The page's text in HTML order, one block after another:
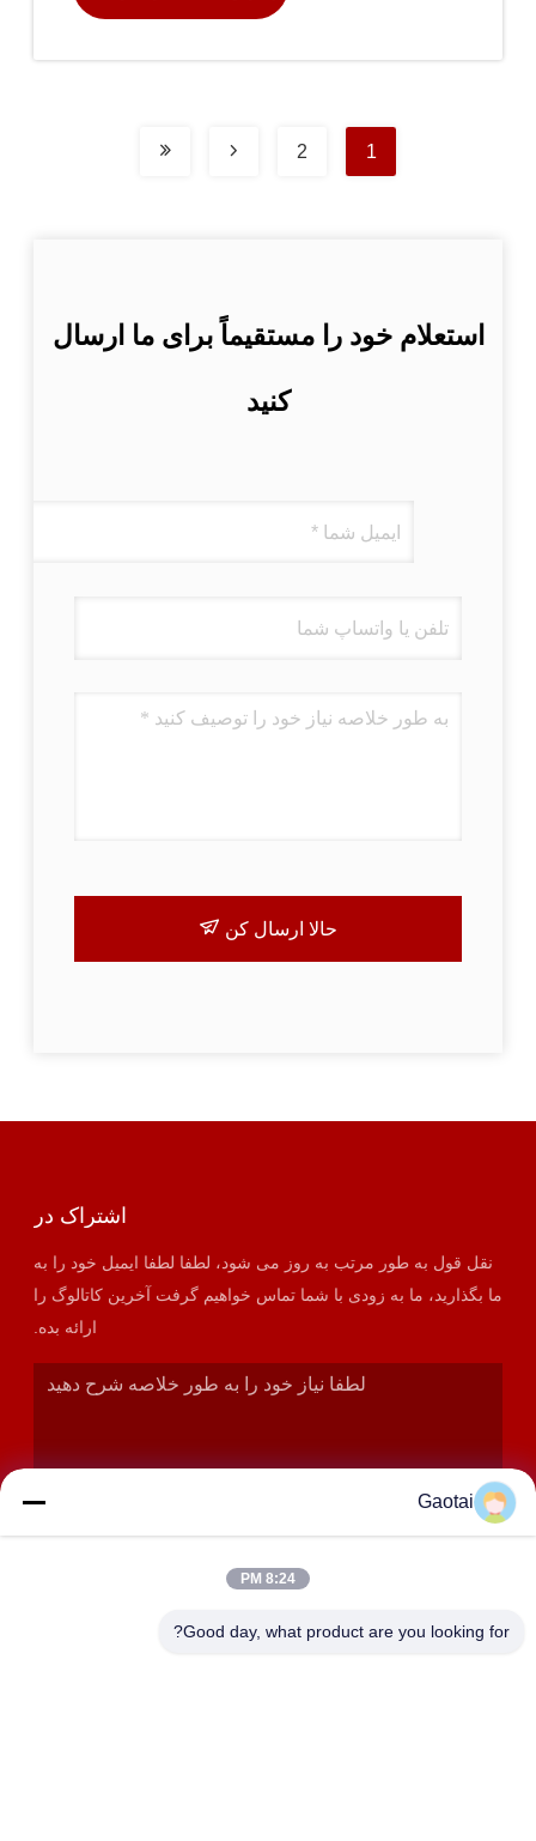
1
2
استعلام خود را مستقیماً برای ما ارسال
کنید
حالا ارسال کن
اشتراک در
نقل قول به طور مرتب به روز می شود، لطفا لطفا ایمیل خود را به
ما بگذارید، ما به زودی با شما تماس خواهیم گرفت آخرین کاتالوگ را
ارائه بده.
Gaotai
8:24 PM
Good day, what product are you looking for?